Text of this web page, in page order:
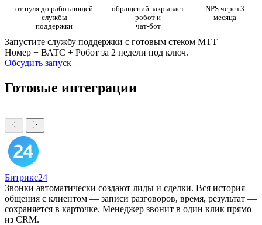
от нуля до работающей
службы
поддержки
обращений закрывает
робот и
чат-бот
NPS через 3
месяца
Запустите службу поддержки с готовым стеком МТТ
Номер + ВАТС + Робот за 2 недели под ключ.
Обсудить запуск
Готовые интеграции
Битрикс24
Звонки автоматически создают лиды и сделки. Вся история
общения с клиентом — записи разговоров, время, результат —
сохраняется в карточке. Менеджер звонит в один клик прямо
из CRM.